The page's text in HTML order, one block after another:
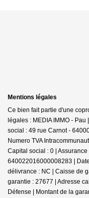
Mentions légales
Ce bien fait partie d'une
légales : MEDIA IMMO - Pau
social : 49 rue Carnot -
Numero TVA
Capital social : 0 | Assurance
640022016000008283 |
délivrance : NC | Caisse de
garantie : 27677 | Adresse
Défense | Montant de la